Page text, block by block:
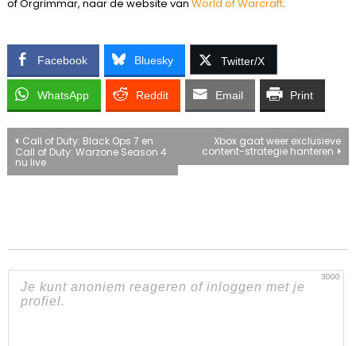
of Orgrimmar, naar de website van World of Warcraft.
Facebook Bluesky Twitter/X
WhatsApp Reddit Email Print
Bericht
navigatie
Call of Duty: Black Ops 7 en
Call of Duty: Warzone Season 4
nu live
Xbox gaat weer exclusieve
content-strategie hanteren
3000